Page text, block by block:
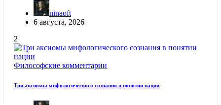
ninaoft
6 августа, 2026
2
Философские комментарии
Три аксиомы мифологического сознания в понятии нации